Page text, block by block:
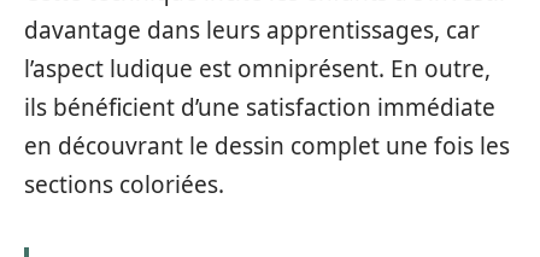
davantage dans leurs apprentissages, car
l’aspect ludique est omniprésent. En outre,
ils bénéficient d’une satisfaction immédiate
en découvrant le dessin complet une fois les
sections coloriées.